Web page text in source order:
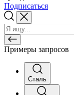
Подписаться
Примеры запросов
Сталь